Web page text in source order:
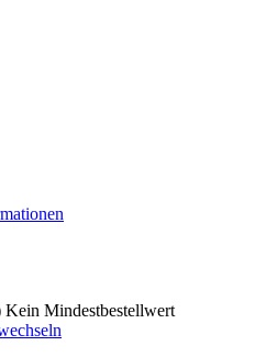
Kein Mindestbestellwert